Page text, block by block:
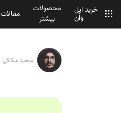
خرید اپل
وان
محصولات
بیشتر
مقالات
سعید سکاکی